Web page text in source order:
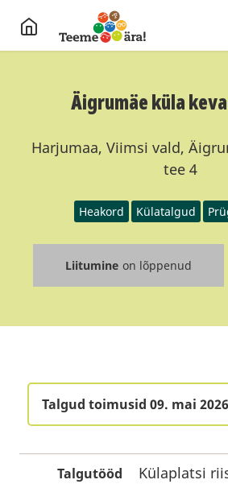
Äigrumäe küla
Harjumaa, Viimsi vald,
tee 4
Heakord Külatalgud
Liitumine on lõppenud
Talgud toimusid 09. mai 2026
Talgutööd
Külaplatsi